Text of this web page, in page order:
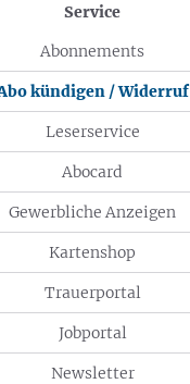
Service
Abonnements
kündigen / Widerruf
Leserservice
Abocard
Gewerbliche Anzeigen
Kartenshop
Trauerportal
Jobportal
Newsletter